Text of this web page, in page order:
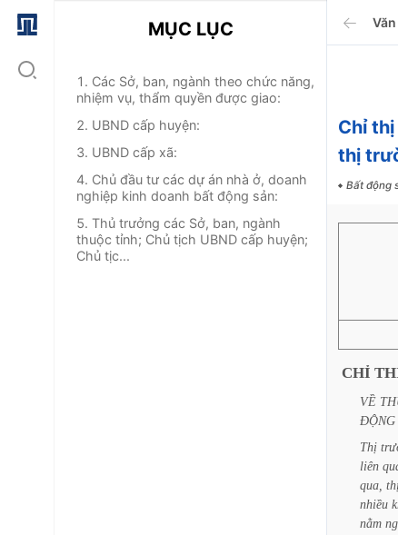
MỤC LỤC
1. Các Sở, ban, ngành theo chức năng,
nhiệm vụ, thẩm quyền được giao:
2. UBND cấp huyện:
3. UBND cấp xã:
4. Chủ đầu tư các dự án nhà ở, doanh
nghiệp kinh doanh bất động sản:
5. Thủ trưởng các Sở, ban, ngành
thuộc tỉnh; Chủ tịch UBND cấp huyện;
Chủ tịc...
Chỉ
thị
Bất động
CHỈ
VỀ
ĐỘNG
Thị
liên
qua,
nhiều
nằm